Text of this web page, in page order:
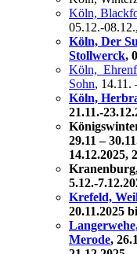
Köln,
05.12.-
Köln, Der
Stollwerck,
Köln,
Sohn, 14.11.
Köln,
21.11.-
29.11 –
14.12.2025,
5.12.-
Krefeld,
20.11.2025
Merode,